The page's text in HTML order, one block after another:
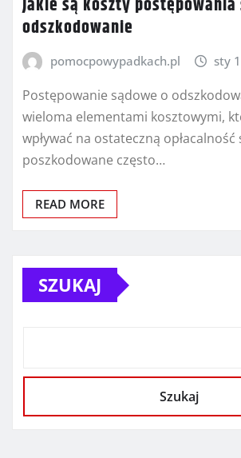
odszkodowanie
pomocpowypadkach.pl sty
Postępowanie sądowe o
wieloma elementami kosztowymi,
wpływać na ostateczną
poszkodowane często…
READ MORE
SZUKAJ
Szukaj